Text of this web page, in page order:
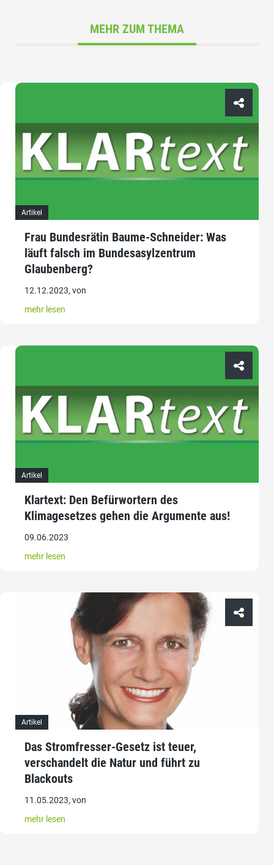
MEHR ZUM THEMA
Artikel
Frau Bundesrätin Baume-Schneider: Was
läuft falsch im Bundesasylzentrum
Glaubenberg?
12.12.2023, von
mehr lesen
Artikel
Klartext: Den Befürwortern des
Klimagesetzes gehen die Argumente aus!
09.06.2023
mehr lesen
Artikel
Das Stromfresser-Gesetz ist teuer,
verschandelt die Natur und führt zu
Blackouts
11.05.2023, von
mehr lesen